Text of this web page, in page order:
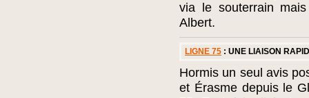
via le souterrain
Albert.
LIGNE 75 : UNE LIAISON
Hormis un seul avis
et Érasme depuis le